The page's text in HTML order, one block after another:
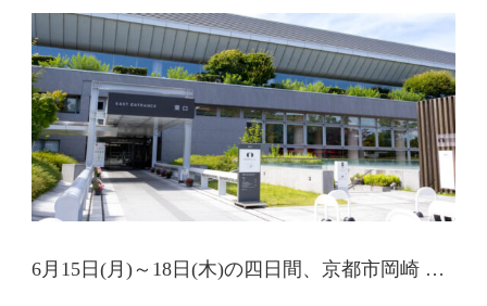
6月15日(月)～18日(木)の四日間、京都市岡崎 …